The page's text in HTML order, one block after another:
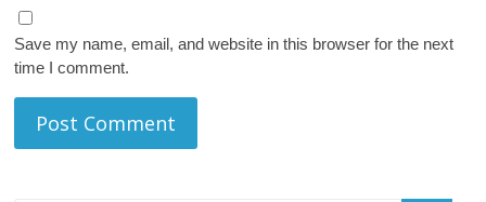
Save my name, email, and website in this browser for the next
time I comment.